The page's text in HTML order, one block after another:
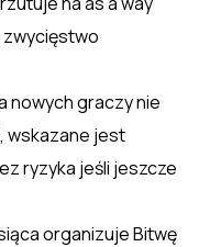
nowych graczy nie
wskazane jest
ryzyka jeśli jeszcze
organizuje Bitwę